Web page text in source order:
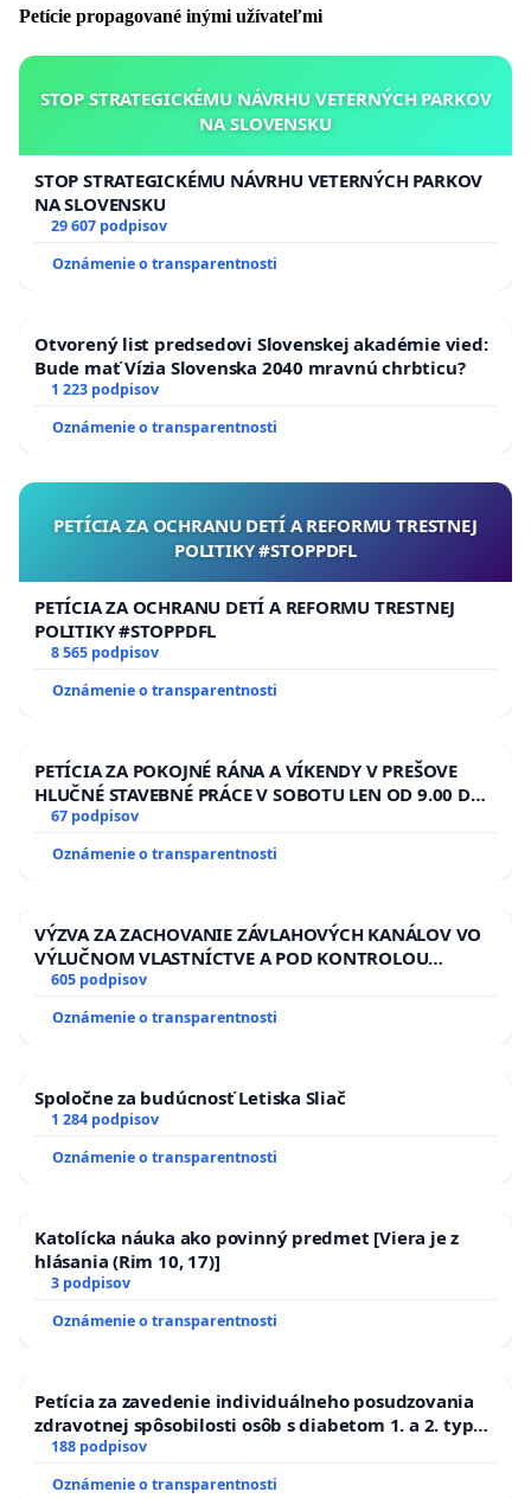
Petície propagované inými užívateľmi
STOP STRATEGICKÉMU NÁVRHU VETERNÝCH PARKOV
NA SLOVENSKU
STOP STRATEGICKÉMU NÁVRHU VETERNÝCH PARKOV
NA SLOVENSKU
29 607 podpisov
Oznámenie o transparentnosti
Otvorený list predsedovi Slovenskej akadémie vied:
Bude mať Vízia Slovenska 2040 mravnú chrbticu?
1 223 podpisov
Oznámenie o transparentnosti
PETÍCIA ZA OCHRANU DETÍ A REFORMU TRESTNEJ
POLITIKY #STOPPDFL
PETÍCIA ZA OCHRANU DETÍ A REFORMU TRESTNEJ
POLITIKY #STOPPDFL
8 565 podpisov
Oznámenie o transparentnosti
PETÍCIA ZA POKOJNÉ RÁNA A VÍKENDY V PREŠOVE
HLUČNÉ STAVEBNÉ PRÁCE V SOBOTU LEN OD 9.00 DO
13.00 HOD., CEZ PRACOVNÝ TÝŽDEŇ CIEĽ 8.00 – 18.00
ĎUMBIERSKEJ/MAGU
67 podpisov
Oznámenie o transparentnosti
VÝZVA ZA ZACHOVANIE ZÁVLAHOVÝCH KANÁLOV VO
VÝLUČNOM VLASTNÍCTVE A POD KONTROLOU
SLOVENSKEJ REPUBLIKY & žiadosť na riešenie
kanálov na Slovensku
605 podpisov
Oznámenie o transparentnosti
Spoločne za budúcnosť Letiska Sliač
1 284 podpisov
Oznámenie o transparentnosti
Katolícka náuka ako povinný predmet [Viera je z
hlásania (Rim 10, 17)]
3 podpisov
Oznámenie o transparentnosti
Petícia za zavedenie individuálneho posudzovania
zdravotnej spôsobilosti osôb s diabetom 1. a 2. typu
pri prijímaní do Policajného zboru SR
188 podpisov
Oznámenie o transparentnosti